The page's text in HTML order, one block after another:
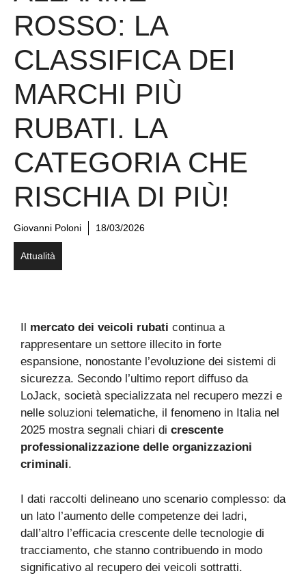
ROSSO: LA
CLASSIFICA DEI
MARCHI PIÙ
RUBATI. LA
CATEGORIA CHE
RISCHIA DI PIÙ!
Giovanni Poloni 18/03/2026
Attualità
mercato dei veicoli rubati continua a
rappresentare un settore illecito in forte
espansione, nonostante l’evoluzione dei sistemi di
sicurezza. Secondo l’ultimo report diffuso da
LoJack, società specializzata nel recupero mezzi e
nelle soluzioni telematiche, il fenomeno in Italia nel
2025 mostra segnali chiari di crescente
professionalizzazione delle organizzazioni
criminali.
I dati raccolti delineano uno scenario complesso: da
un lato l’aumento delle competenze dei ladri,
dall’altro l’efficacia crescente delle tecnologie di
tracciamento, che stanno contribuendo in modo
significativo al recupero dei veicoli sottratti.